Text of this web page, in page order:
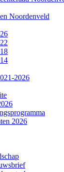
Noordenveld
2026
2026